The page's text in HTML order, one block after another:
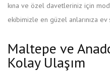
kına ve özel davetleriniz için
ekibimizle en güzel anlarınıza ev
Maltepe ve
Kolay Ulaşım